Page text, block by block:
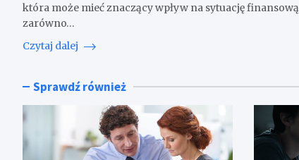
która może mieć znaczący wpływ na sytuację finansową
zarówno…
Czytaj dalej
Sprawdź również